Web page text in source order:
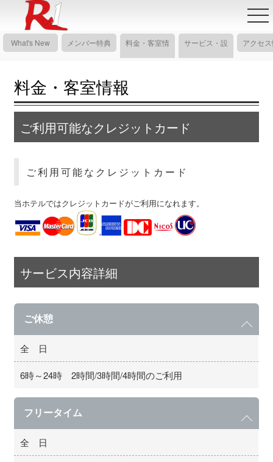
What's New メンバー特典
料金・客室情
報
サービス・設
備情報
アクセ
料金・客室情報
ご利用可能なクレジットカード
ご利用可能なクレジットカード
当ホテルではクレジットカードがご利用になれます。
サービス内容詳細
ご休憩
全 日
6時～24時 2時間/3時間/4時間のご利用
フリータイム
全 日